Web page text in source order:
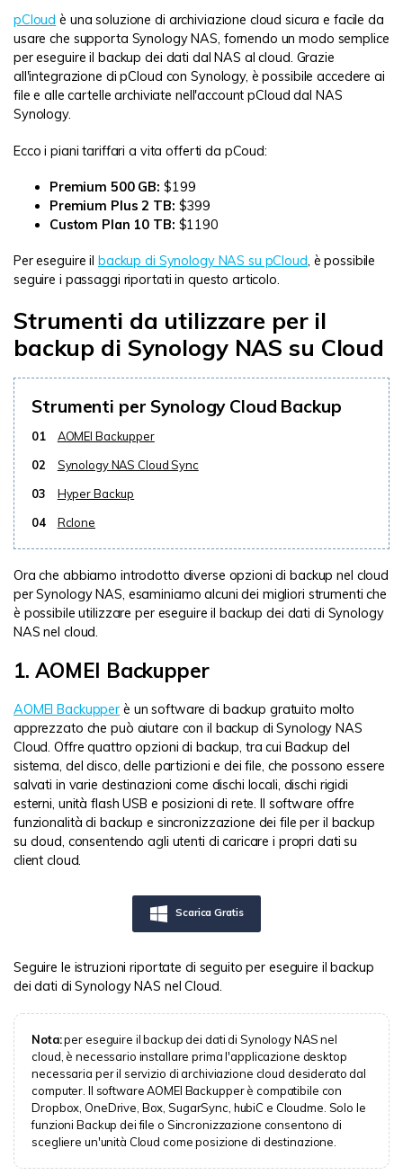
pCloud è una soluzione di archiviazione cloud sicura e facile da
usare che supporta Synology NAS, fornendo un modo semplice
per eseguire il backup dei dati dal NAS al cloud. Grazie
all'integrazione di pCloud con Synology, è possibile accedere ai
file e alle cartelle archiviate nell'account pCloud dal NAS
Synology.
Ecco i piani tariffari a vita offerti da pCoud:
Premium 500 GB: $199
Premium Plus 2 TB: $399
Custom Plan 10 TB: $1190
Per eseguire il backup di Synology NAS su pCloud, è possibile
seguire i passaggi riportati in questo articolo.
Strumenti da utilizzare per il
backup di Synology NAS su Cloud
Strumenti per Synology Cloud Backup
01
AOMEI Backupper
02
Synology NAS Cloud Sync
03
Hyper Backup
04
Rclone
Ora che abbiamo introdotto diverse opzioni di backup nel cloud
per Synology NAS, esaminiamo alcuni dei migliori strumenti che
è possibile utilizzare per eseguire il backup dei dati di Synology
NAS nel cloud.
1. AOMEI Backupper
AOMEI Backupper è un software di backup gratuito molto
apprezzato che può aiutare con il backup di Synology NAS
Cloud. Offre quattro opzioni di backup, tra cui Backup del
sistema, del disco, delle partizioni e dei file, che possono essere
salvati in varie destinazioni come dischi locali, dischi rigidi
esterni, unità flash USB e posizioni di rete. Il software offre
funzionalità di backup e sincronizzazione dei file per il backup
su cloud, consentendo agli utenti di caricare i propri dati su
client cloud.
Scarica Gratis
Seguire le istruzioni riportate di seguito per eseguire il backup
dei dati di Synology NAS nel Cloud.
Nota:per eseguire il backup dei dati di Synology NAS nel
cloud, è necessario installare prima l'applicazione desktop
necessaria per il servizio di archiviazione cloud desiderato dal
computer. Il software AOMEI Backupper è compatibile con
Dropbox, OneDrive, Box, SugarSync, hubiC e Cloudme. Solo le
funzioni Backup dei file o Sincronizzazione consentono di
scegliere un'unità Cloud come posizione di destinazione.